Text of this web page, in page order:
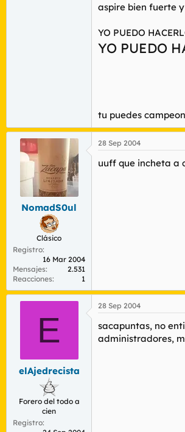
aspire bien fuerte
YO PUEDO
YO PUEDO
tu puedes
NomadS0ul
Clásico
Registro
16 Mar 2004
Mensajes
2.531
Reacciones
1
28 Sep 2004
uuff que incheta a
E
elAjedrecista
Forero del todo a
cien
Registro
28 Sep 2004
sacapuntas, no
administradores,